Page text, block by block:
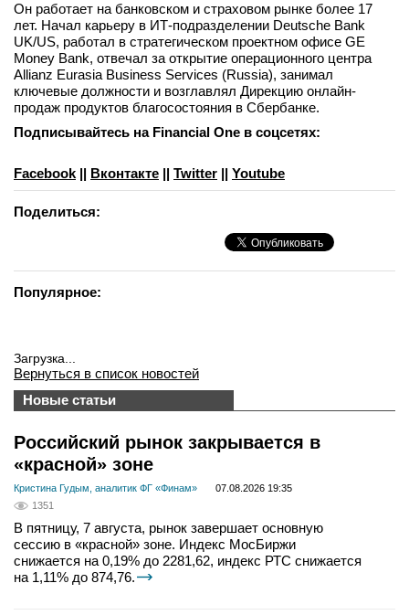
Он работает на банковском и страховом рынке более 17
лет. Начал карьеру в ИТ-подразделении Deutsche Bank
UK/US, работал в стратегическом проектном офисе GE
Money Bank, отвечал за открытие операционного центра
Allianz Eurasia Business Services (Russia), занимал
ключевые должности и возглавлял Дирекцию онлайн-
продаж продуктов благосостояния в Сбербанке.
Подписывайтесь на Financial One в соцсетях:
Facebook || Вконтакте || Twitter || Youtube
Поделиться:
Популярное:
Загрузка...
Вернуться в список новостей
Новые статьи
Российский рынок закрывается в
«красной» зоне
Кристина Гудым, аналитик ФГ «Финам»
07.08.2026 19:35
1351
В пятницу, 7 августа, рынок завершает основную
сессию в «красной» зоне. Индекс МосБиржи
снижается на 0,19% до 2281,62, индекс РТС снижается
на 1,11% до 874,76.